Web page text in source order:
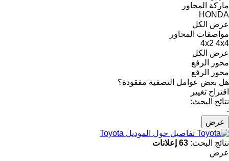
ماركة المحاور
HONDA
عرض الكل
مواصفات المحاور
4x2 4x4
عرض الكل
محور الرفع
محور الرفع
هل بعض عوامل التصفية مفقودة؟
اقتراح تغيير
نتائج البحث:
-
عرض
تفاصيل حول الموديل Toyota
نتائج البحث: 63 إعلانات
عرض